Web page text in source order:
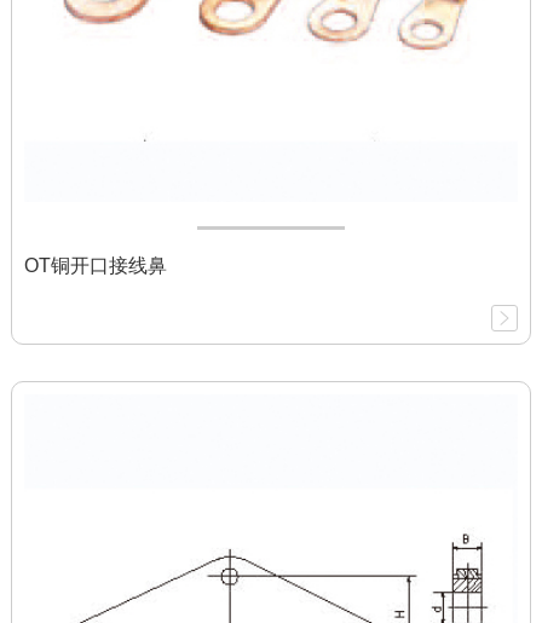
OT铜开口接线鼻